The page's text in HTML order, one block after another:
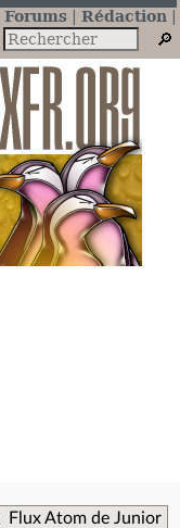
Forums
Rédaction
Flux Atom de Junior